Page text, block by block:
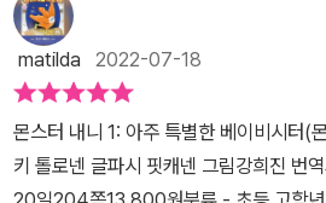
꼭 핼리네 남매처럼 엄마가 없이, 몬스터
결국 핼리는 오스카 남매에게도 몬스터
다. 혹시 더 많은 아이들이 몬스터 내니를
구들에게 연락한다. 핼리 남매와 오스카
아이들과 함께 캠핑을 하기로 하는데 출
이비시터 이야기. 추리와 모험을 좋아하
책이다. 출판사로부터 도서 협찬을 받았
에 의하여 작성되었습니다.
자신의 털복숭이 몬스터의 정체를 밝히려
의 등장이 너무 수상하기도 하는 등 이야
다.재미있는 이야기뿐만 아니라 함께 담
주는것 같다.그리고 생각했던 몬스터의
은 느낌이 들기도 하는 등 여러가지로 재미있게
겨두고 여행을 떠나는 엄마도 신기하기
matilda 2022-07-18
몬스터 내니 1: 아주 특별한 베이비시터(
키 톨로넨 글파시 핏캐넨 그림강희진 번